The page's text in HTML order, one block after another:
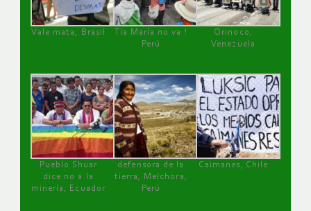
Vale mata, Brasil
Tía María no va !
Perú
Orinoco,
Venezuela
Pueblo Shuar
dice no a la
minería, Ecuador
defensora de la
tierra, Melchora,
Perú
Caimanes, Chile